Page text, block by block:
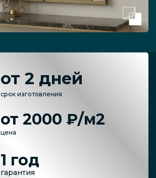
от 2 дней
срок изготовления
от 2000 ₽/м2
цена
1 год
гарантия